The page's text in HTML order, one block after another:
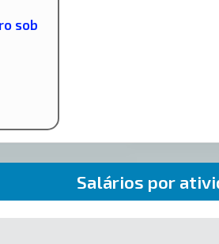
sob
Salários por